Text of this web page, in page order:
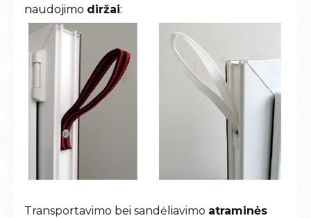
naudojimo diržai:
Transportavimo bei sandėliavimo atraminės